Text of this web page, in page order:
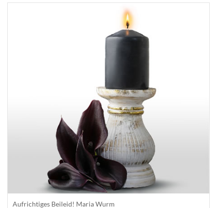
Aufrichtiges Beileid! Maria Wurm